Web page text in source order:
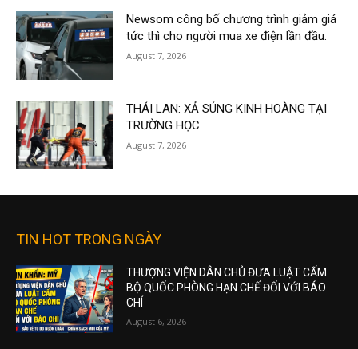
Newsom công bố chương trình giảm giá
tức thì cho người mua xe điện lần đầu.
August 7, 2026
THÁI LAN: XẢ SÚNG KINH HOÀNG TẠI
TRƯỜNG HỌC
August 7, 2026
TIN HOT TRONG NGÀY
THƯỢNG VIỆN DÂN CHỦ ĐƯA LUẬT CẤM
BỘ QUỐC PHÒNG HẠN CHẾ ĐỐI VỚI BÁO
CHÍ
August 6, 2026